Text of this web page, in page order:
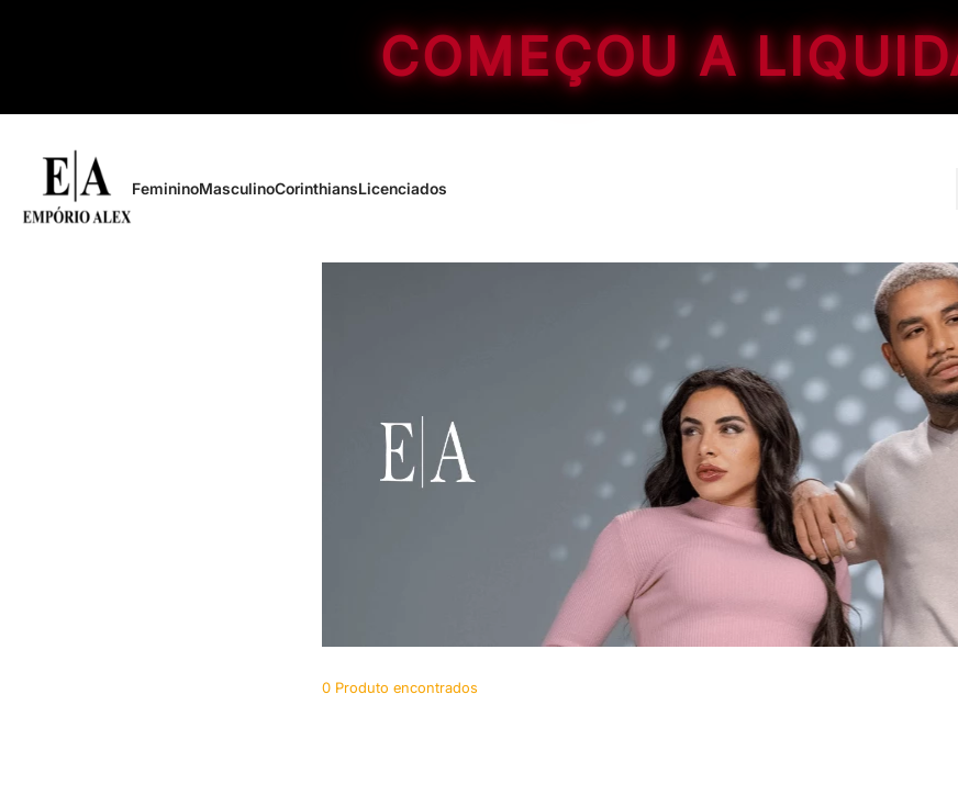
COMEÇOU A
FemininoMasculinoCorinthiansLicenciados
0 Produto
1º
jaqueta
calça feminina
corinthians
masculino
calça masculina
mr kitsch
jaqueta masculina
10
jaqueta feminina